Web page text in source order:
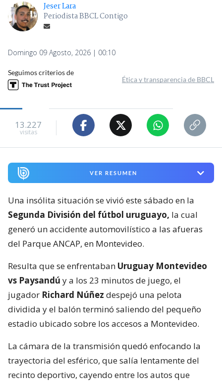
Jeser Lara
Periodista BBCL Contigo
Domingo 09 Agosto, 2026 | 00:10
Seguimos criterios de
Ética y transparencia de BBCL
13.227
visitas
VER RESUMEN
Una insólita situación se vivió este sábado en la
Segunda División del fútbol uruguayo, la cual
generó un accidente automovilístico a las afueras
del Parque ANCAP, en Montevideo.
Resulta que se enfrentaban Uruguay Montevideo
vs Paysandú y a los 23 minutos de juego, el
jugador Richard Núñez despejó una pelota
dividida y el balón terminó saliendo del pequeño
estadio ubicado sobre los accesos a Montevideo.
La cámara de la transmisión quedó enfocando la
trayectoria del esférico, que salía lentamente del
recinto deportivo, cayendo entre los autos que